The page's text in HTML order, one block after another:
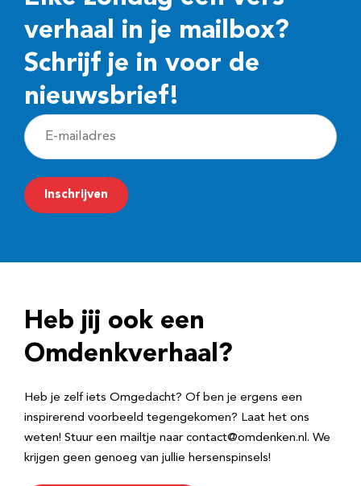
verhaal in je mailbox?
Schrijf je in voor de
nieuwsbrief!
E
-
m
a
r
e
Inschrijven
Heb jij ook een
Omdenkverhaal?
Heb je zelf iets Omgedacht? Of ben je ergens een
inspirerend voorbeeld tegengekomen? Laat het ons
weten! Stuur een mailtje naar contact@omdenken.nl. We
krijgen geen genoeg van jullie hersenspinsels!